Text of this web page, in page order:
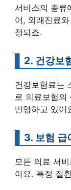
서비스의 종류
어, 외래진료
정되죠.
2. 건강보
건강보험료는
로 의료보험의
반영하고 있어
3. 보험 급
모든 의료 서
아요. 특정 질